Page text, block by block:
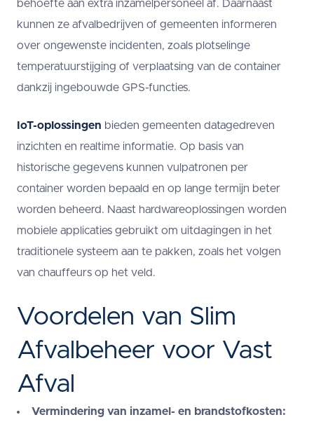
behoefte aan extra inzamelpersoneel af. Daarnaast
kunnen ze afvalbedrijven of gemeenten informeren
over ongewenste incidenten, zoals plotselinge
temperatuurstijging of verplaatsing van de container
dankzij ingebouwde GPS-functies.
IoT-oplossingen bieden gemeenten datagedreven
inzichten en realtime informatie. Op basis van
historische gegevens kunnen vulpatronen per
container worden bepaald en op lange termijn beter
worden beheerd. Naast hardwareoplossingen worden
mobiele applicaties gebruikt om uitdagingen in het
traditionele systeem aan te pakken, zoals het volgen
van chauffeurs op het veld.
Voordelen van Slim
Afvalbeheer voor Vast
Afval
Vermindering van inzamel- en brandstofkosten: